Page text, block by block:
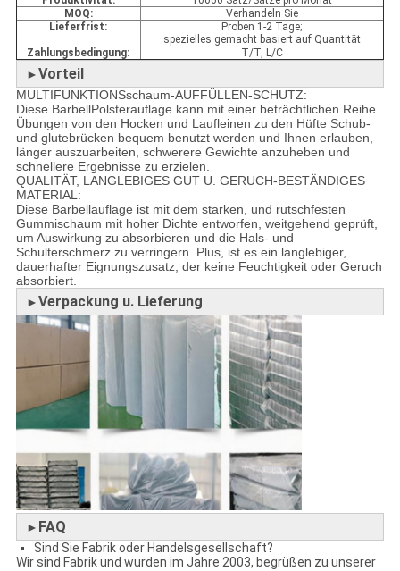
MOQ:
Verhandeln Sie
Lieferfrist:
Proben 1-2 Tage;
spezielles gemacht basiert auf Quantität
Zahlungsbedingung:
T/T, L/C
►Vorteil
MULTIFUNKTIONSschaum-AUFFÜLLEN-SCHUTZ:
Diese BarbellPolsterauflage kann mit einer beträchtlichen Reihe
Übungen von den Hocken und Laufleinen zu den Hüfte Schub-
und glutebrücken bequem benutzt werden und Ihnen erlauben,
länger auszuarbeiten, schwerere Gewichte anzuheben und
schnellere Ergebnisse zu erzielen.
QUALITÄT, LANGLEBIGES GUT U. GERUCH-BESTÄNDIGES
MATERIAL:
Diese Barbellauflage ist mit dem starken, und rutschfesten
Gummischaum mit hoher Dichte entworfen, weitgehend geprüft,
um Auswirkung zu absorbieren und die Hals- und
Schulterschmerz zu verringern. Plus, ist es ein langlebiger,
dauerhafter Eignungszusatz, der keine Feuchtigkeit oder Geruch
absorbiert.
►Verpackung u. Lieferung
► FAQ
Sind Sie Fabrik oder Handelsgesellschaft?
Wir sind Fabrik und wurden im Jahre 2003, begrüßen zu unserer